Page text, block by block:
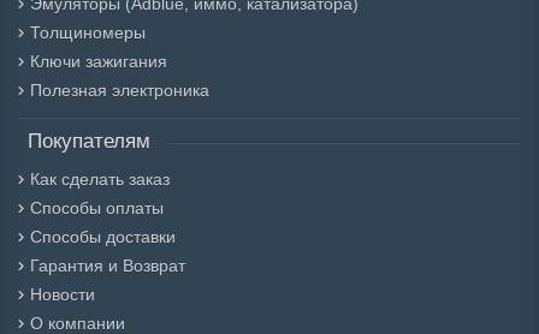
Толщиномеры
Ключи зажигания
Полезная электроника
Покупателям
Как сделать заказ
Способы оплаты
Способы доставки
Гарантия и Возврат
Новости
О компании